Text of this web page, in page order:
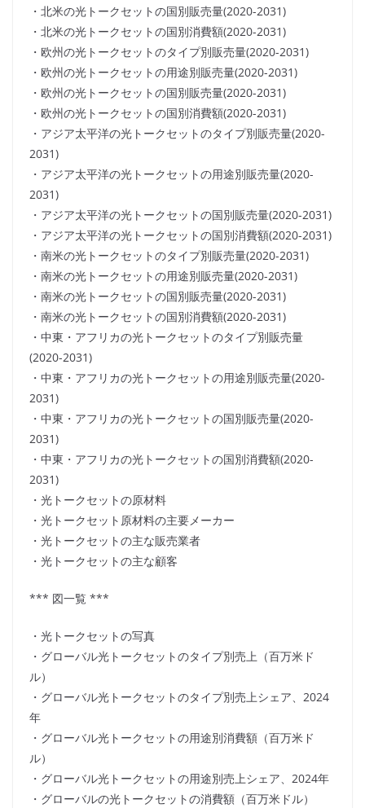
・北米の光トークセットの国別販売量(2020-2031)
・北米の光トークセットの国別消費額(2020-2031)
・欧州の光トークセットのタイプ別販売量(2020-2031)
・欧州の光トークセットの用途別販売量(2020-2031)
・欧州の光トークセットの国別販売量(2020-2031)
・欧州の光トークセットの国別消費額(2020-2031)
・アジア太平洋の光トークセットのタイプ別販売量(2020-
2031)
・アジア太平洋の光トークセットの用途別販売量(2020-
2031)
・アジア太平洋の光トークセットの国別販売量(2020-2031)
・アジア太平洋の光トークセットの国別消費額(2020-2031)
・南米の光トークセットのタイプ別販売量(2020-2031)
・南米の光トークセットの用途別販売量(2020-2031)
・南米の光トークセットの国別販売量(2020-2031)
・南米の光トークセットの国別消費額(2020-2031)
・中東・アフリカの光トークセットのタイプ別販売量
(2020-2031)
・中東・アフリカの光トークセットの用途別販売量(2020-
2031)
・中東・アフリカの光トークセットの国別販売量(2020-
2031)
・中東・アフリカの光トークセットの国別消費額(2020-
2031)
・光トークセットの原材料
・光トークセット原材料の主要メーカー
・光トークセットの主な販売業者
・光トークセットの主な顧客
*** 図一覧 ***
・光トークセットの写真
・グローバル光トークセットのタイプ別売上（百万米ド
ル）
・グローバル光トークセットのタイプ別売上シェア、2024
年
・グローバル光トークセットの用途別消費額（百万米ド
ル）
・グローバル光トークセットの用途別売上シェア、2024年
・グローバルの光トークセットの消費額（百万米ドル）